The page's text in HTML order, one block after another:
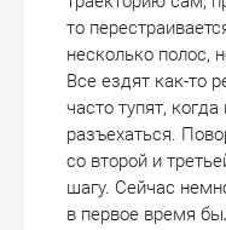
то
несколько полос,
Все ездят как-то
часто тупят,
разъехаться.
со второй и
шагу. Сейчас
в первое время